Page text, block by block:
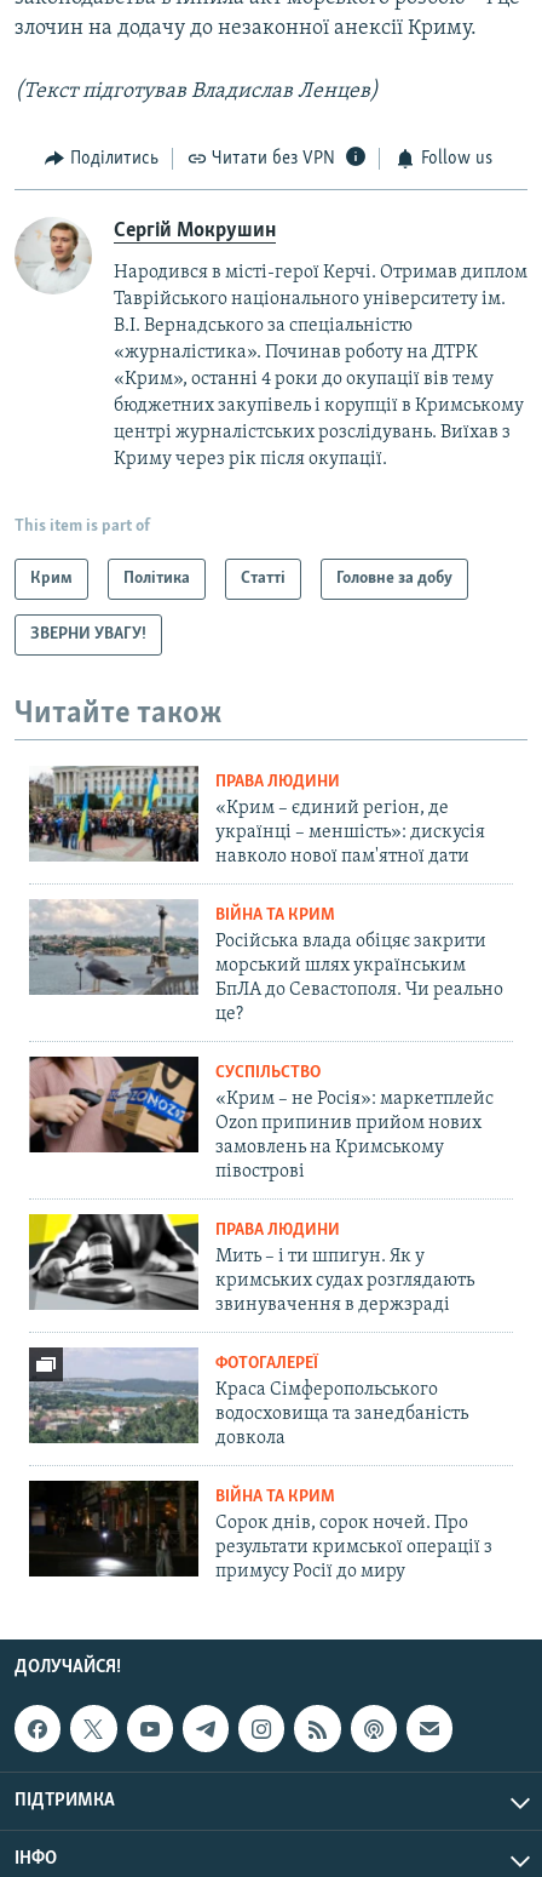
злочин на додачу до незаконної анексії Криму.
(Текст підготував Владислав Ленцев)
Поділитись Читати без VPN Follow us
Сергій Мокрушин
Народився в місті-герої Керчі. Отримав диплом
Таврійського національного університету ім.
В.І. Вернадського за спеціальністю
«журналістика». Починав роботу на ДТРК
«Крим», останні 4 роки до окупації вів тему
бюджетних закупівель і корупції в Кримському
центрі журналістських розслідувань. Виїхав з
Криму через рік після окупації.
This item is part of
Крим Політика Статті Головне за добу
ЗВЕРНИ УВАГУ!
Читайте також
ПРАВА ЛЮДИНИ
«Крим – єдиний регіон, де
українці – меншість»: дискусія
навколо нової пам'ятної дати
ВІЙНА ТА КРИМ
Російська влада обіцяє закрити
морський шлях українським
БпЛА до Севастополя. Чи реально
це?
СУСПІЛЬСТВО
«Крим – не Росія»: маркетплейс
Ozon припинив прийом нових
замовлень на Кримському
півострові
ПРАВА ЛЮДИНИ
Мить – і ти шпигун. Як у
кримських судах розглядають
звинувачення в держзраді
ФОТОГАЛЕРЕЇ
Краса Сімферопольського
водосховища та занедбаність
довкола
ВІЙНА ТА КРИМ
Сорок днів, сорок ночей. Про
результати кримської операції з
примусу Росії до миру
ДОЛУЧАЙСЯ!
ПІДТРИМКА
ІНФО